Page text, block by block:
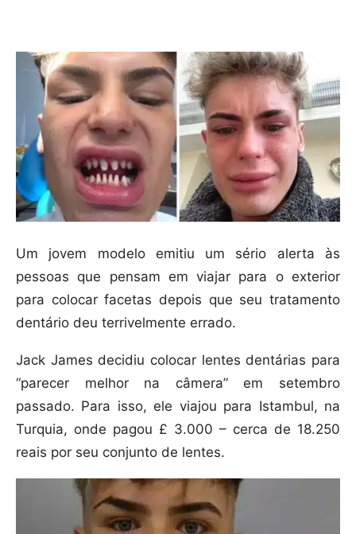
Um jovem modelo emitiu um sério alerta às
pessoas que pensam em viajar para o exterior
para colocar facetas depois que seu tratamento
dentário deu terrivelmente errado.
Jack James decidiu colocar lentes dentárias para
“parecer melhor na câmera” em setembro
passado. Para isso, ele viajou para Istambul, na
Turquia, onde pagou £ 3.000 – cerca de 18.250
reais por seu conjunto de lentes.